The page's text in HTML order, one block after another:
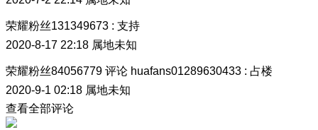
荣耀粉丝131349673 : 支持
2020-8-17 22:18 属地未知
荣耀粉丝84056779 评论 huafans01289630433 : 占楼
2020-9-1 02:18 属地未知
查看全部评论